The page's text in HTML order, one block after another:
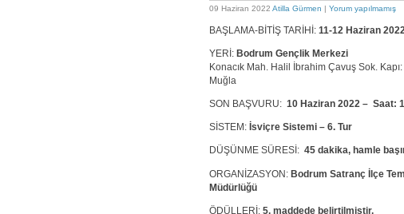
09 Haziran 2022 Atilla Gürmen | Yorum yapılmamış
BAŞLAMA-BİTİŞ TARİHİ: 11-12 Haziran
YERİ: Bodrum Gençlik Merkezi
Konacık Mah. Halil İbrahim Çavuş Sok.
Muğla
SON BAŞVURU: 10 Haziran 2022 – Saat:
SİSTEM: İsviçre Sistemi – 6. Tur
DÜŞÜNME SÜRESİ: 45 dakika, hamle
ORGANİZASYON: Bodrum Satranç İlçe
Müdürlüğü
ÖDÜLLERİ: 5. maddede belirtilmiştir.